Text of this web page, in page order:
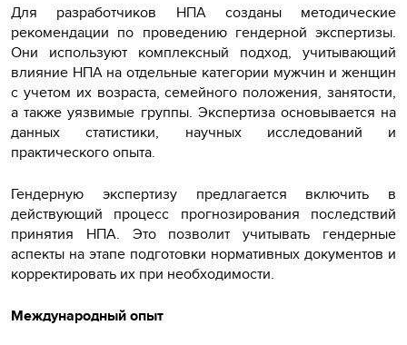
Для разработчиков НПА созданы методические
рекомендации по проведению гендерной экспертизы.
Они используют комплексный подход, учитывающий
влияние НПА на отдельные категории мужчин и женщин
с учетом их возраста, семейного положения, занятости,
а также уязвимые группы. Экспертиза основывается на
данных статистики, научных исследований и
практического опыта.
Гендерную экспертизу предлагается включить в
действующий процесс прогнозирования последствий
принятия НПА. Это позволит учитывать гендерные
аспекты на этапе подготовки нормативных документов и
корректировать их при необходимости.
Международный опыт